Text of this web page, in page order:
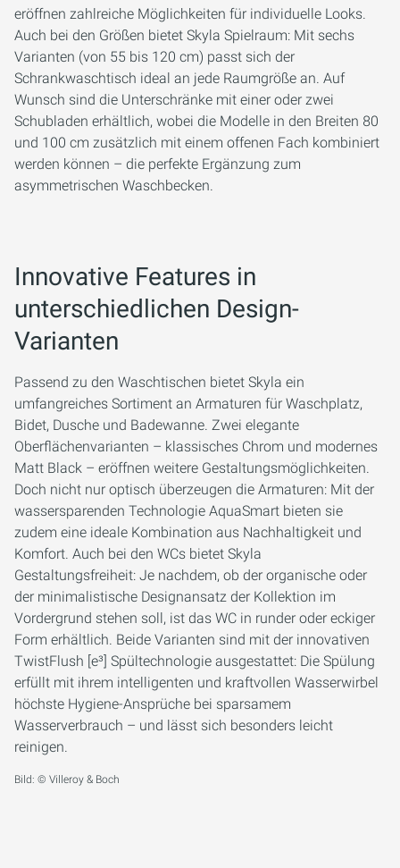
eröffnen zahlreiche Möglichkeiten für individuelle Looks.
Auch bei den Größen bietet Skyla Spielraum: Mit sechs
Varianten (von 55 bis 120 cm) passt sich der
Schrankwaschtisch ideal an jede Raumgröße an. Auf
Wunsch sind die Unterschränke mit einer oder zwei
Schubladen erhältlich, wobei die Modelle in den Breiten 80
und 100 cm zusätzlich mit einem offenen Fach kombiniert
werden können – die perfekte Ergänzung zum
asymmetrischen Waschbecken.
Innovative Features in
unterschiedlichen Design-
Varianten
Passend zu den Waschtischen bietet Skyla ein
umfangreiches Sortiment an Armaturen für Waschplatz,
Bidet, Dusche und Badewanne. Zwei elegante
Oberflächenvarianten – klassisches Chrom und modernes
Matt Black – eröffnen weitere Gestaltungsmöglichkeiten.
Doch nicht nur optisch überzeugen die Armaturen: Mit der
wassersparenden Technologie AquaSmart bieten sie
zudem eine ideale Kombination aus Nachhaltigkeit und
Komfort. Auch bei den WCs bietet Skyla
Gestaltungsfreiheit: Je nachdem, ob der organische oder
der minimalistische Designansatz der Kollektion im
Vordergrund stehen soll, ist das WC in runder oder eckiger
Form erhältlich. Beide Varianten sind mit der innovativen
TwistFlush [e³] Spültechnologie ausgestattet: Die Spülung
erfüllt mit ihrem intelligenten und kraftvollen Wasserwirbel
höchste Hygiene-Ansprüche bei sparsamem
Wasserverbrauch – und lässt sich besonders leicht
reinigen.
Bild: © Villeroy & Boch